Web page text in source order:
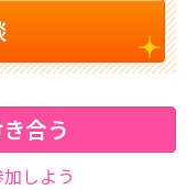
合う
しよう